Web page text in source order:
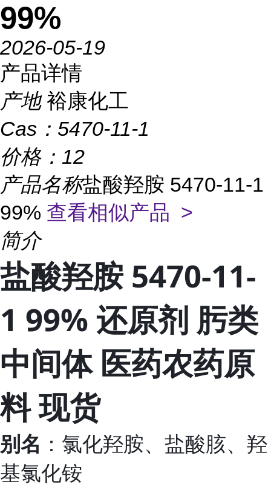
99%
2026-05-19
产品详情
产地 裕康化工
Cas： 5470-11-1
价格： 12
产品名称盐酸羟胺 5470-11-1
99% 查看相似产品 >
简介
盐酸羟胺 5470-11-
1 99% 还原剂 肟类
中间体 医药农药原
料 现货
别名 ：氯化羟胺、盐酸胲、羟
基氯化铵